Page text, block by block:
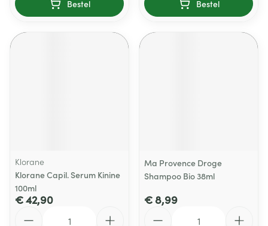
Bestel Bestel
Klorane
Klorane Capil. Serum Kinine
100ml
€ 42,90
Ma Provence Droge
Shampoo Bio 38ml
€ 8,99